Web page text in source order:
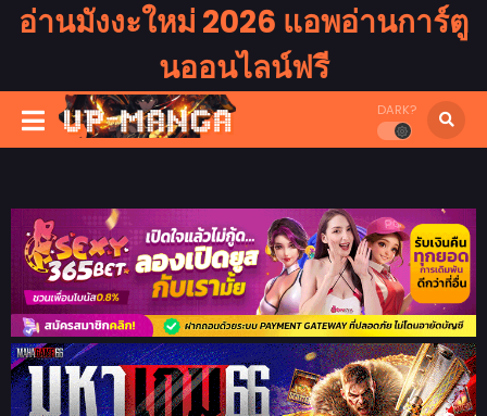
อ่านมังงะใหม่ 2026 แอพอ่านการ์ตู
นออนไลน์ฟรี
DARK?